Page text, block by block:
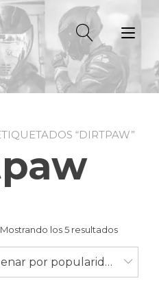
“DIRTPAW”
Mostrando los 5 resultados
Ordenar por popularidad